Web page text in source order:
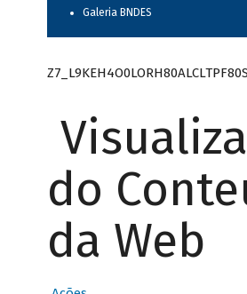
Galeria BNDES
do
da Web